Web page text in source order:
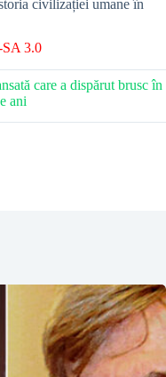
civilizației umane în
3.0
care a dispărut brusc în
ani